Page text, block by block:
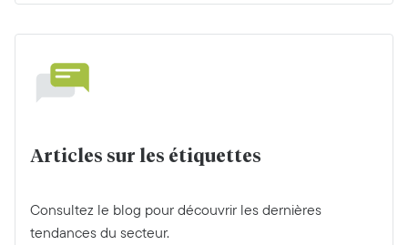
Articles sur les étiquettes
Consultez le blog pour découvrir les dernières
tendances du secteur.